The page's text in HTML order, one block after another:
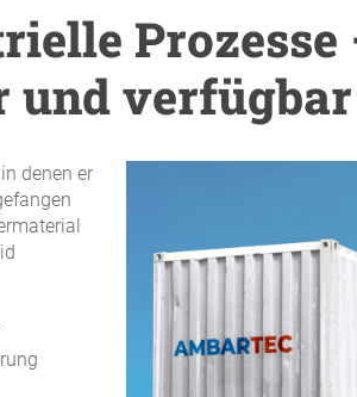
und verfügbar
denen er